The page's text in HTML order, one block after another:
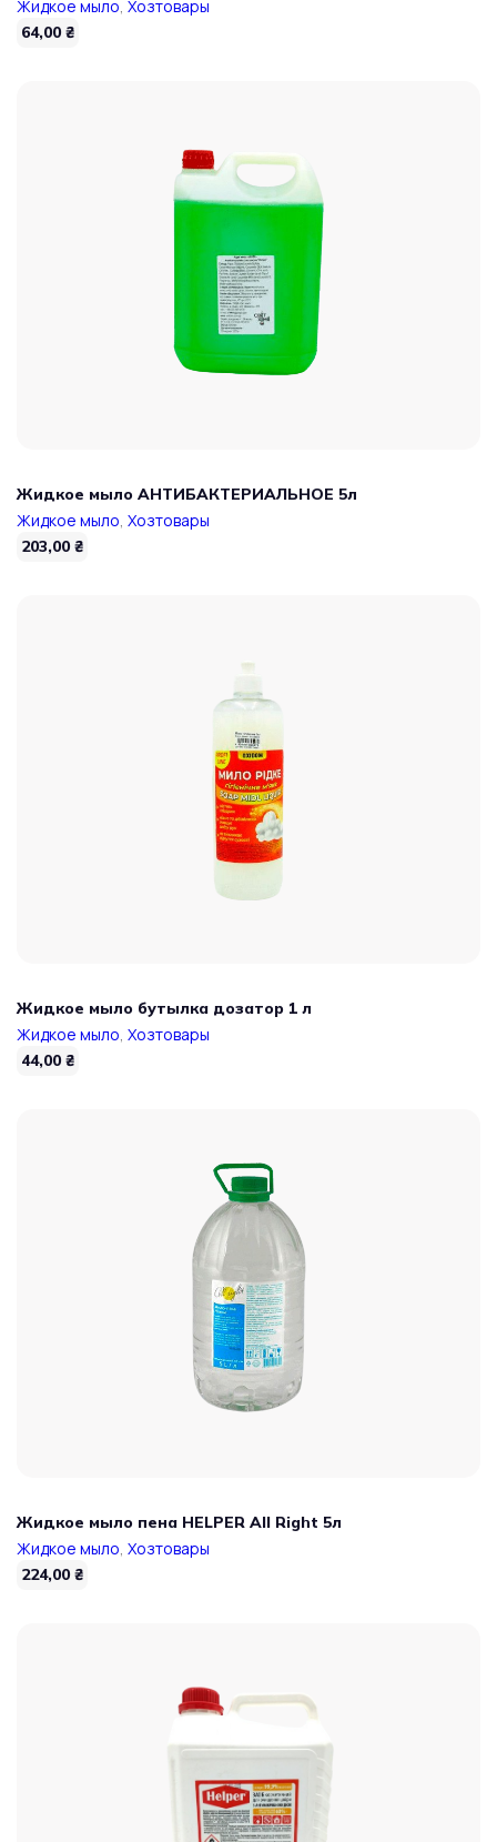
Жидкое мыло, Хозтовары
64,00₴
Жидкое мыло АНТИБАКТЕРИАЛЬНОЕ 5л
Жидкое мыло, Хозтовары
203,00₴
Жидкое мыло бутылка дозатор 1 л
Жидкое мыло, Хозтовары
44,00₴
Жидкое мыло пена HELPER All Right 5л
Жидкое мыло, Хозтовары
224,00₴